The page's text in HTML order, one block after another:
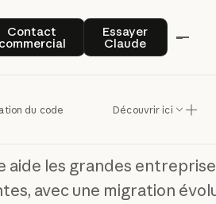
Contact
commercial
Contact commercial
Essayer
Claude
Essayer Claude
du code Découvrir ici
de
aide les grandes
avec une migration